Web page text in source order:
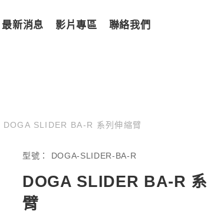
最新消息 影片專區 聯絡我們
DOGA SLIDER BA-R 系列伸縮臂
型號： DOGA-SLIDER-BA-R
DOGA SLIDER BA-R
臂